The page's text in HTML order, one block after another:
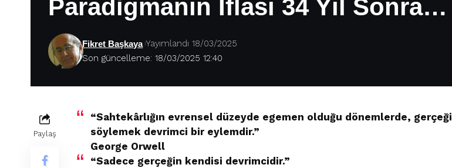
Paradigmanın İflası 34 Yıl Sonra…
Son güncelleme: 18/03/2025 12:40
Fikret Başkaya Yayımlandı 18/03/2025
Paylaş
“Sahtekârlığın evrensel düzeyde egemen olduğu dönemlerde, gerçeği
söylemek devrimci bir eylemdir.”
George Orwell
“Sadece gerçeğin kendisi devrimcidir.”